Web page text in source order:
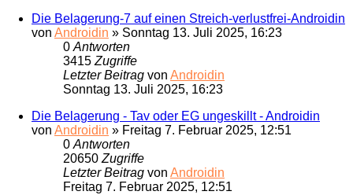
Die Belagerung-7 auf einen Streich-verlustfrei-Androidin
von Androidin » Sonntag 13. Juli 2025, 16:23
0Antworten
3415Zugriffe
Letzter Beitrag von Androidin
Sonntag 13. Juli 2025, 16:23
Die Belagerung - Tav oder EG ungeskillt - Androidin
von Androidin » Freitag 7. Februar 2025, 12:51
0Antworten
20650Zugriffe
Letzter Beitrag von Androidin
Freitag 7. Februar 2025, 12:51